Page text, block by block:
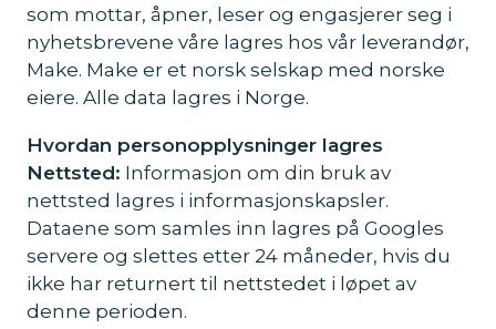
som mottar, åpner, leser og engasjerer seg i
nyhetsbrevene våre lagres hos vår leverandør,
Make. Make er et norsk selskap med norske
eiere. Alle data lagres i Norge.
Hvordan personopplysninger lagres
Nettsted: Informasjon om din bruk av
nettsted lagres i informasjonskapsler.
Dataene som samles inn lagres på Googles
servere og slettes etter 24 måneder, hvis du
ikke har returnert til nettstedet i løpet av
denne perioden.